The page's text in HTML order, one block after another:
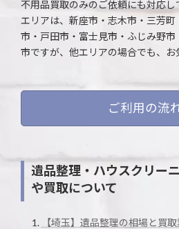
不用品買取のみのご依頼にも対応
エリアは、新座市・志木市・三芳
市・戸田市・富士見市・ふじみ野
市ですが、他エリアの場合でも、お
ご利用の流
遺品整理・ハウスクリー
や買取について
【埼玉】遺品整理の相場と買